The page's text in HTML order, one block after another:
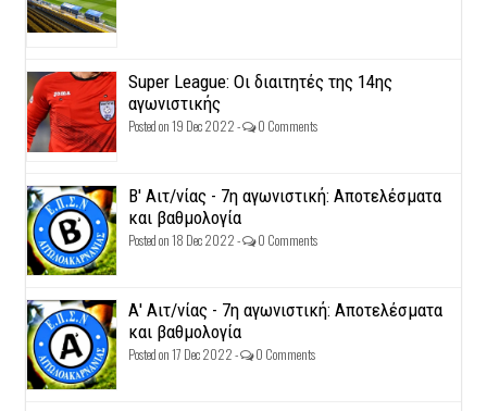
Super League: Οι διαιτητές της 14ης
αγωνιστικής
Posted on 19 Dec 2022 - 0 Comments
Β' Αιτ/νίας - 7η αγωνιστική: Αποτελέσματα
και βαθμολογία
Posted on 18 Dec 2022 - 0 Comments
Α' Αιτ/νίας - 7η αγωνιστική: Αποτελέσματα
και βαθμολογία
Posted on 17 Dec 2022 - 0 Comments